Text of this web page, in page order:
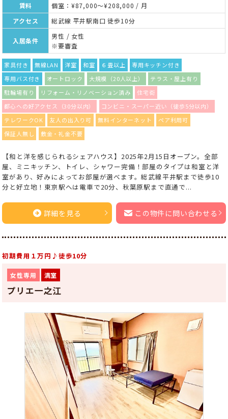
賃料
個室：¥87,000～¥208,000 / 月
アクセス
総武線 平井駅南口 徒歩10分
入居条件
男性 / 女性
※要審査
家具付き 無線LAN 洋室 和室 ６畳以上
専用キッチン付き
専用バス付き
オートロック 大規模（20人以上）
テラス・屋上有り
駐輪場有り
リフォーム・リノベーション済み
住宅街
都心への好アクセス（30分以内）
コンビニ・スーパー近い（徒歩5分以内）
テレワークOK
友人の出入り可 無料インターネット
ペア利用可
保証人無し
敷金・礼金不要
【和と洋を感じられるシェアハウス】2025年2月15日オープン。全部
屋、ミニキッチン、トイレ、シャワー完備！部屋のタイプは和室と洋
室があり、好みによってお部屋が選べます。総武線平井駅まで徒歩10
分と好立地！東京駅へは電車で20分、秋葉原駅まで直通で...
詳細を見る この物件に問い合わせる
初期費用１万円♪徒歩10分
女性専用 満室
プリエ一之江